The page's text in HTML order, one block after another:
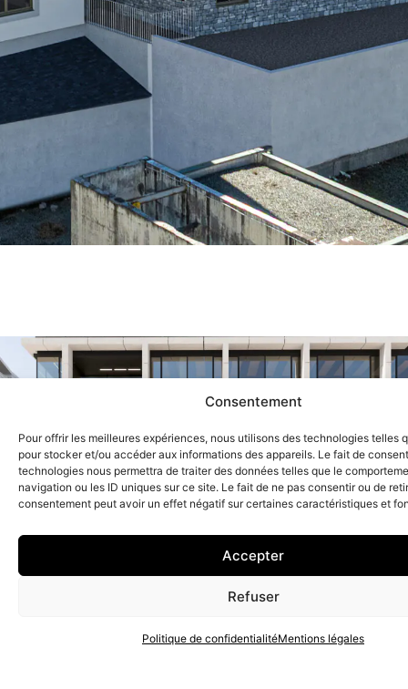
Consentement
Pour offrir les meilleures expériences, nous utilisons des technologies telles
pour stocker et/ou accéder aux informations des appareils. Le fait de
technologies nous permettra de traiter des données telles que le
navigation ou les ID uniques sur ce site. Le fait de ne pas consentir ou de
consentement peut avoir un effet négatif sur certaines caractéristiques et
Accepter
Refuser
Politique de confidentialitéMentions légales